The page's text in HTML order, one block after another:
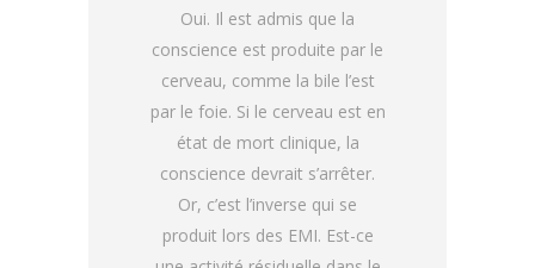
Oui. Il est admis que la
conscience est produite par le
cerveau, comme la bile l’est
par le foie. Si le cerveau est en
état de mort clinique, la
conscience devrait s’arrêter.
Or, c’est l’inverse qui se
produit lors des EMI. Est-ce